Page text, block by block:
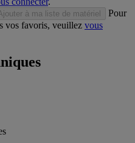
à ma liste de matériel
Pour
vos favoris, veuillez vous